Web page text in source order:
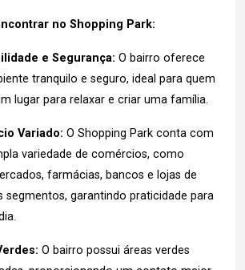
no Shopping Park:
e Segurança: O bairro oferece
tranquilo e seguro, ideal para quem
lugar para relaxar e criar uma família.
Variado: O Shopping Park conta com
variedade de comércios, como
farmácias, bancos e lojas de
segmentos, garantindo praticidade para
O bairro possui áreas verdes